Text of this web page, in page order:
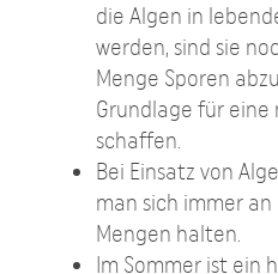
die Algen in
werden, sind sie
Menge Sporen
Grundlage für eine
schaffen.
Bei Einsatz von
man sich immer
Mengen halten.
Im Sommer ist ein